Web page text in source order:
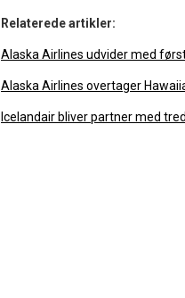
Relaterede artikler:
Alaska Airlines udvider med
Alaska Airlines overtager
Icelandair bliver partner med